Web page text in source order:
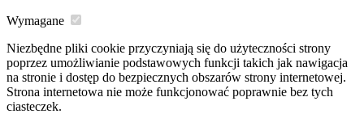
Wymagane
Niezbędne pliki cookie przyczyniają się do użyteczności strony
poprzez umożliwianie podstawowych funkcji takich jak nawigacja
na stronie i dostęp do bezpiecznych obszarów strony internetowej.
Strona internetowa nie może funkcjonować poprawnie bez tych
ciasteczek.